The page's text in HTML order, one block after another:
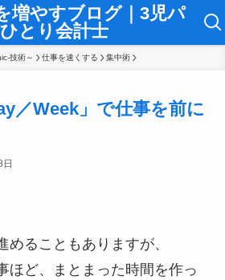
増やすブログ｜3児パ
とり会計士
技術～ 仕事を速くする 集中術
／Week」で仕事を前に
めることもありますが、
ほど、まとまった時間を作っ